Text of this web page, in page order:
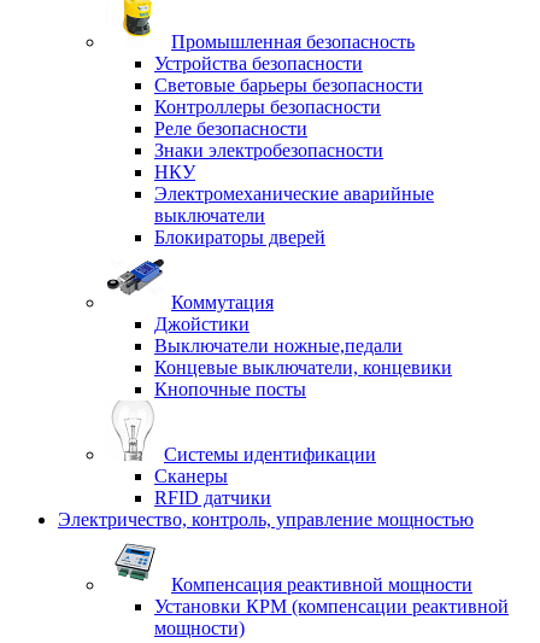
Промышленная безопасность
Устройства безопасности
Световые барьеры безопасности
Контроллеры безопасности
Реле безопасности
Знаки электробезопасности
НКУ
Электромеханические аварийные
выключатели
Блокираторы дверей
Коммутация
Джойстики
Выключатели ножные,педали
Концевые выключатели, концевики
Кнопочные посты
Системы идентификации
Сканеры
RFID датчики
Электричество, контроль, управление мощностью
Компенсация реактивной мощности
Установки КРМ (компенсации реактивной
мощности)